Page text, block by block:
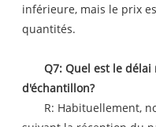
inférieure, mais le prix
quantités.
Q7: Quel est le délai
d'échantillon?
R: Habituellement,